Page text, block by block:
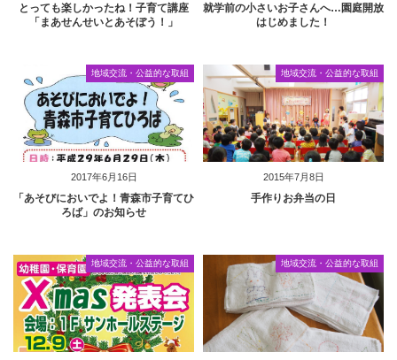
とっても楽しかったね！子育て講座
「まあせんせいとあそぼう！」
就学前の小さいお子さんへ…園庭開放
はじめました！
2017年6月16日
地域交流・公益的な取組
「あそびにおいでよ！青森市子育てひ
ろば」のお知らせ
2015年7月8日
地域交流・公益的な取組
手作りお弁当の日
地域交流・公益的な取組 地域交流・公益的な取組